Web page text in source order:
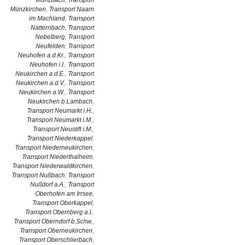
Münzkirchen, Transport Naarn
im Machland, Transport
Natternbach, Transport
Nebelberg, Transport
Neufelden, Transport
Neuhofen a.d.Kr., Transport
Neuhofen i.I., Transport
Neukirchen a.d.E., Transport
Neukirchen a.d.V., Transport
Neukirchen a.W., Transport
Neukirchen b.Lambach,
Transport Neumarkt i.H.,
Transport Neumarkt i.M.,
Transport Neustift i.M.,
Transport Niederkappel,
Transport Niederneukirchen,
Transport Niederthalheim,
Transport Niederwaldkirchen,
Transport Nußbach, Transport
Nußdorf a.A., Transport
Oberhofen am Irrsee,
Transport Oberkappel,
Transport Obernberg a.I.,
Transport Oberndorf b.Schw.,
Transport Oberneukirchen,
Transport Oberschlierbach,